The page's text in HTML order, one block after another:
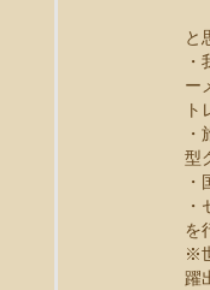
と
ー
ト
型
を
※
躍